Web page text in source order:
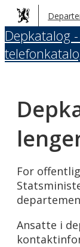
Hopp
til
hovedinnhold
Depkatalog
For
Ansatte i